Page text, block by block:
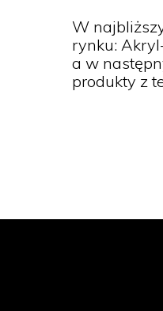
W
rynku:
a w
produkty z